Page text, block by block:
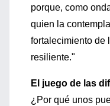
porque, como
quien la
fortalecimiento de
resiliente."
El juego de las
¿Por qué unos